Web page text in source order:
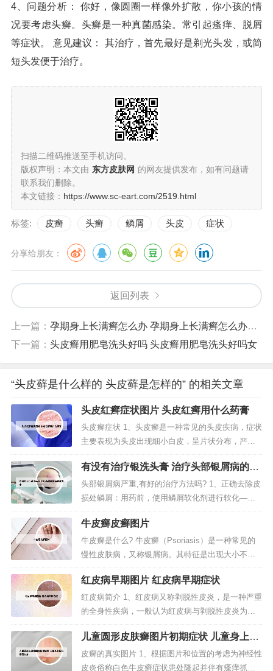
4、问题分析： 你好，像圆圈一样像外扩散，你小孩的情
况要考虑头癣。头癣是一种真菌感染。常引起瘙痒、脱屑
等症状。 意见建议： 其治疗，首先最好是剃光头发，或简
短头发便于治疗。
扫描二维码推送至手机访问。
版权声明：本文由 东方皮肤网 的网友提供发布，如有问题请
联系我们删除。
本文链接： https://www.sc-eart.com/2519.html
标签: 皮癣 头癣 鳞屑 头皮 症状
分享给朋友：
返回列表
上一篇： 孕期身上长满癣怎么办 孕期身上长满癣怎么办图片
下一篇： 头皮癣用肥皂洗头好吗 头皮癣用肥皂洗头好吗女
“头皮藓是什么样的 头皮藓是怎样的” 的相关文章
头皮红癣症状图片 头皮红癣用什么药膏
头皮癣症状 1、头皮癣是一种常见的头皮疾病，症状
主要表现为头皮出现细小白皮，呈片状分布，严重
时可多处皮癣融合成大片的白皮。本文将深入探讨
头皮癣的成因和症状，以及如何进行治疗。2、病情
分析：你好，头皮癣是一种由皮屑芽胞菌感染引起
的头部皮肤疾病，常伴有头皮发痒的症状，大多数
会出现白色如头皮屑般的鳞屑。这...
有没有治疗银洗头膏 治疗头部银屑病的洗
发水
头部银屑病严重,有好的治疗方法吗? 1、正确去除皮
损处鳞屑：用药前，使用鳞屑软化剂进行软化——
用梳子温柔地做圆周运动，使鳞屑松软——用专用
洗发剂洗去鳞屑。2、头部银屑病患者的鳞屑增多主
要是因为头部头部角质细胞增生过快所引起的，建
议头部银屑病患者到正规的药店买点硫磺皂或者硫
磺软膏定期洗头，可以减轻头部...
牛皮癣皮癣图片
牛皮癣是什么? 牛皮癣（Psoriasis）是一种常见的
慢性皮肤病，又称银屑病。其特征是出现大小不等
的丘疹，红斑，表面覆盖着银白色鳞屑，边界清
楚，好发于头皮、四肢伸侧及背部。男性多于女
性。春冬季节容易复发或加重，而夏秋季多缓解。
您好，银屑病俗称“牛皮癣”，是一种常见的慢性、复
发性、炎症性皮肤病，并不...
红皮病早期图片 红皮病早期症状
红皮病简介 1、红皮病又称剥脱性皮炎，是一种严重
的全身性疾病，一般认为红皮病与剥脱性皮炎为同
一种疾病，前者以广泛的红斑浸润伴有糠秕状脱屑
为特征，而后者存在广泛性水肿性红斑，伴有大量
脱屑。2、红皮病型银屑病是由寻常型银屑病进展期
使用刺激性较强药物或长期大量应用皮质类固醇药
儿童圆形皮肤癣图片初期症状 儿童身上圆
形癣怎么办
皮癣的真实图片 1、根据图片和位置的考虑为神经性
皮炎俗称白色牛皮癣症状患处隆起并伴有瘙痒抓挠